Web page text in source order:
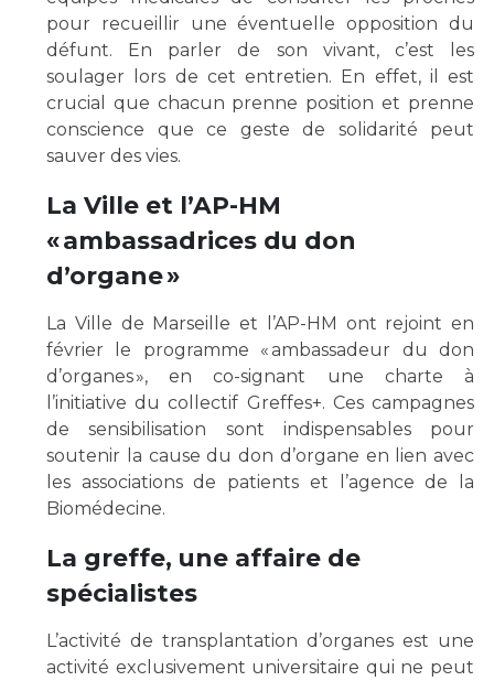
Pôle Médecine Physique et Réadaptation
Accueil sourds et malentendants
Charte Romain Jacob
Mouvement Parcours Handicap 13
Activité physique
Cancer
Médecine nucléaire
Maladies rares
Maternité Hôpital Nord
Vos représentants
Professionnels de santé
Adresser un patient
Réseaux de soins
Adresser un examen au Laboratoire de Biologie
Médicale
Cancérologie
Les pôles d'activité médicale
Anatomie et Cytologie Pathologiques
Adresser un examen au Laboratoire d'Infectiologie
Centres de référence Maladies Rares
Plateforme d'Expertise Maladies Rares
Presse / Multimédia
Communiqués de presse
Dossiers de presse
Médiathèque
pour recueillir une éventuelle opposition du
défunt. En parler de son vivant, c’est les
soulager lors de cet entretien. En effet, il est
crucial que chacun prenne position et prenne
conscience que ce geste de solidarité peut
sauver des vies.
La Ville et l’AP-HM
« ambassadrices du don
d’organe »
La Ville de Marseille et l’AP-HM ont rejoint en
février le programme « ambassadeur du don
d’organes », en co-signant une charte à
l’initiative du collectif Greffes+. Ces campagnes
de sensibilisation sont indispensables pour
soutenir la cause du don d’organe en lien avec
les associations de patients et l’agence de la
Biomédecine.
La greffe, une affaire de
spécialistes
L’activité de transplantation d’organes est une
activité exclusivement universitaire qui ne peut